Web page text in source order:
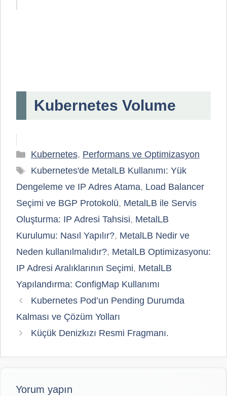
Kubernetes Volume
Kategoriler
Kubernetes, Performans ve Optimizasyon
Etiketler
Kubernetes'de MetalLB Kullanımı: Yük
Dengeleme ve IP Adres Atama, Load Balancer
Seçimi ve BGP Protokolü, MetalLB ile Servis
Oluşturma: IP Adresi Tahsisi, MetalLB
Kurulumu: Nasıl Yapılır?, MetalLB Nedir ve
Neden kullanılmalıdır?, MetalLB Optimizasyonu:
IP Adresi Aralıklarının Seçimi, MetalLB
Yapılandırma: ConfigMap Kullanımı
Kubernetes Pod’un Pending Durumda
Kalması ve Çözüm Yolları
Küçük Denizkızı Resmi Fragmanı.
Yorum yapın